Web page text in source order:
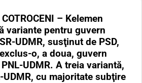
– Kelemen
variante pentru guvern
UDMR, susţinut de PSD,
o, a doua, guvern
UDMR. A treia variantă,
UDMR, cu majoritate subţire